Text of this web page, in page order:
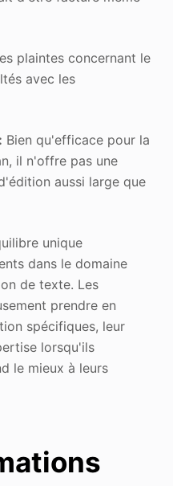
plaintes concernant le
avec les
Bien qu'efficace pour la
il n'offre pas une
aussi large que
unique
dans le domaine
de texte. Les
prendre en
spécifiques, leur
lorsqu'ils
le mieux à leurs